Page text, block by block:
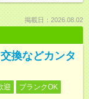
掲載日：2026.08.02
換などカンタ
迎
ブランクOK